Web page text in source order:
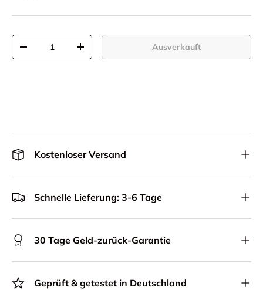
Anzahl
Menge verringernMenge erhöhen Ausverkauft
Kostenloser Versand
Schnelle Lieferung: 3-6 Tage
30 Tage Geld-zurück-Garantie
Geprüft & getestet in Deutschland